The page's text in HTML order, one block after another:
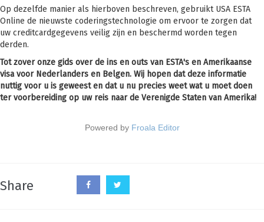
Op dezelfde manier als hierboven beschreven, gebruikt USA ESTA
Online de nieuwste coderingstechnologie om ervoor te zorgen dat
uw creditcardgegevens veilig zijn en beschermd worden tegen
derden.
Tot zover onze gids over de ins en outs van ESTA's en Amerikaanse
visa voor Nederlanders en Belgen. Wij hopen dat deze informatie
nuttig voor u is geweest en dat u nu precies weet wat u moet doen
ter voorbereiding op uw reis naar de Verenigde Staten van Amerika!
Powered by Froala Editor
Share